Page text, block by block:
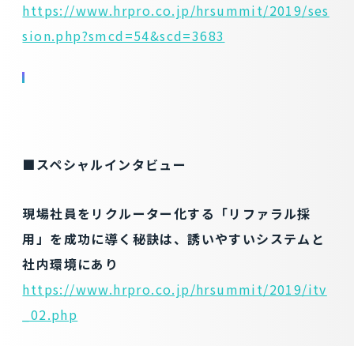
https://www.hrpro.co.jp/hrsummit/2019/ses
sion.php?smcd=54&scd=3683
■スペシャルインタビュー
現場社員をリクルーター化する「リファラル採
用」を成功に導く秘訣は、誘いやすいシステムと
社内環境にあり
https://www.hrpro.co.jp/hrsummit/2019/itv
_02.php